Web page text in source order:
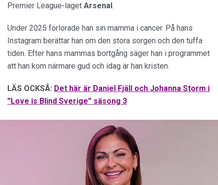
Premier League-laget Arsenal.
Under 2025 förlorade han sin mamma i cancer. På hans
Instagram berättar han om den stora sorgen och den tuffa
tiden. Efter hans mammas bortgång säger han i programmet
att han kom närmare gud och idag är han kristen.
LÄS OCKSÅ: Det här är Daniel Fjäll och Johanna Storm i
”Love is Blind Sverige” säsong 3